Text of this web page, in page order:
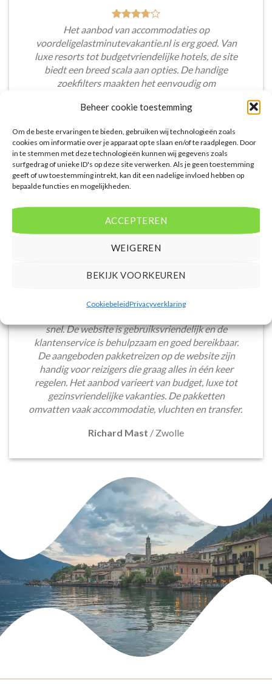
Beheer cookie toestemming
Om de beste ervaringen te bieden, gebruiken wij technologieën zoals
cookies om informatie over je apparaat op te slaan en/of te raadplegen. Door
in te stemmen met deze technologieën kunnen wij gegevens zoals
surfgedrag of unieke ID's op deze site verwerken. Als je geen toestemming
geeft of uw toestemming intrekt, kan dit een nadelige invloed hebben op
bepaalde functies en mogelijkheden.
ACCEPTEREN
WEIGEREN
BEKIJK VOORKEUREN
CookiebeleidPrivacyverklaring
Het aanbod van accommodaties op
voordeligelastminutevakantie.nl is erg goed. Van
luxe resorts tot budgetvriendelijke hotels, de site
biedt een breed scala aan opties. De handige
zoekfilters maakten het eenvoudig om
voorkeuren en budget.
Tim Beukers/Tilburg
Het boeken van een lastminute vakantie via
snel. De website is gebruiksvriendelijk en de
klantenservice is behulpzaam en goed bereikbaar.
De aangeboden pakketreizen op de website zijn
handig voor reizigers die graag alles in één keer
regelen. Het aanbod varieert van budget, luxe tot
gezinsvriendelijke vakanties. De pakketten
omvatten vaak accommodatie, vluchten en transfer.
Richard Mast / Zwolle